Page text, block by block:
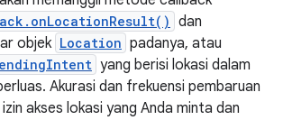
dan
objek Location padanya, atau
yang berisi lokasi dalam
Akurasi dan frekuensi pembaruan
akses lokasi yang Anda minta dan